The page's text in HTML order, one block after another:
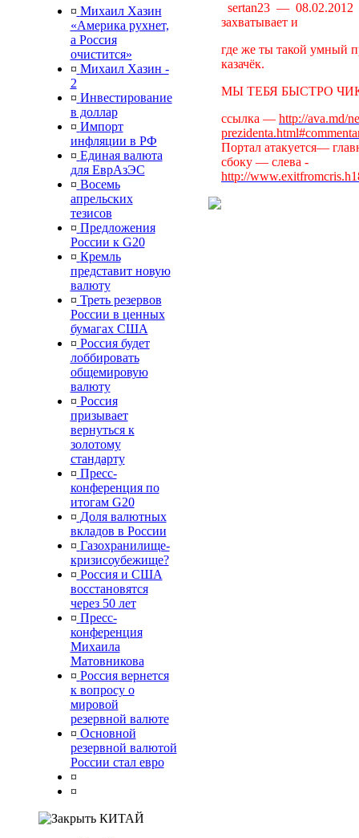
¤ Михаил Хазин
«Америка рухнет,
а Россия
очистится»
¤ Михаил Хазин -
2
¤ Инвестирование
в доллар
¤ Импорт
инфляции в РФ
¤ Единая валюта
для ЕврАзЭС
¤ Восемь
апрельских
тезисов
¤ Предложения
России к G20
¤ Кремль
представит новую
валюту
¤ Треть резервов
России в ценных
бумагах США
¤ Россия будет
лоббировать
общемировую
валюту
¤ Россия
призывает
вернуться к
золотому
стандарту
¤ Пресс-
конференция по
итогам G20
¤ Доля валютных
вкладов в России
¤ Газохранилище-
кризисоубежище?
¤ Россия и США
восстановятся
через 50 лет
¤ Пресс-
конференция
Михаила
Матовникова
¤ Россия вернется
к вопросу о
мировой
резервной валюте
¤ Основной
резервной валютой
России стал евро
¤
¤
КИТАЙ
sertan23 —
захватывает и
где же ты такой умный
казачёк.
МЫ ТЕБЯ БЫСТРО
ссылка — http://ava.md/
Портал атакуется—
сбоку — слева -
http://